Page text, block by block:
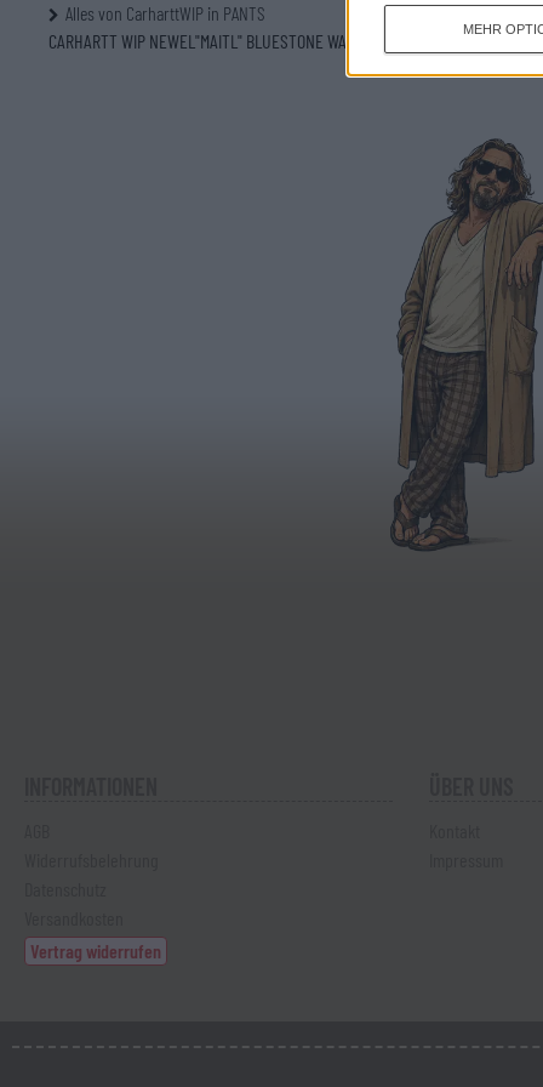
MEHR
Alles von CarharttWIP in PANTS
CARHARTT WIP NEWEL"MAITL" BLUESTONE WASH
Vertrag widerrufen